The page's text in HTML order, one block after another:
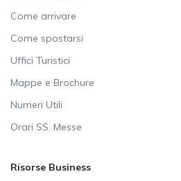
Come arrivare
Come spostarsi
Uffici Turistici
Mappe e Brochure
Numeri Utili
Orari SS. Messe
Risorse Business